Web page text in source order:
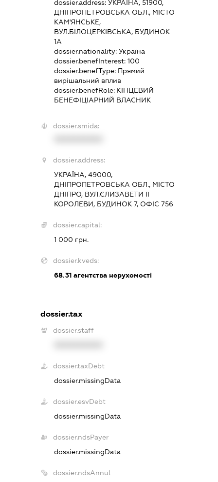
dossier.address: УКРАЇНА, 51900,
ДНІПРОПЕТРОВСЬКА ОБЛ., МІСТО
КАМ'ЯНСЬКЕ,
ВУЛ.БІЛОЦЕРКІВСЬКА, БУДИНОК
1А
dossier.nationality: Україна
dossier.benefInterest: 100
dossier.benefType: Прямий
вирішальний вплив
dossier.benefRole: КІНЦЕВИЙ
БЕНЕФІЦІАРНИЙ ВЛАСНИК
dossier.smida:
dossier.address:
УКРАЇНА, 49000,
ДНІПРОПЕТРОВСЬКА ОБЛ., МІСТО
ДНІПРО, ВУЛ.ЄЛИЗАВЕТИ ІІ
КОРОЛЕВИ, БУДИНОК 7, ОФІС 756
dossier.capital:
1 000 грн.
dossier.kveds:
68.31агентства нерухомості
dossier.tax
dossier.staff
dossier.taxDebt
dossier.missingData
dossier.esvDebt
dossier.missingData
dossier.ndsPayer
dossier.missingData
dossier.ndsAnnul